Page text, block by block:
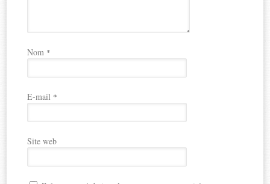
Nom *
E-mail *
Site web